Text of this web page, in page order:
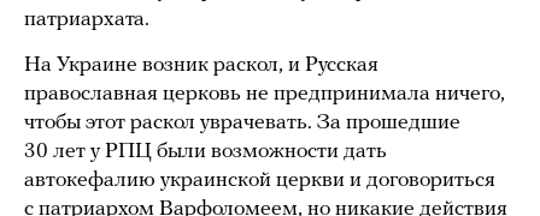
патриархата.
На Украине возник раскол, и Русская
православная церковь не предпринимала ничего,
чтобы этот раскол уврачевать. За прошедшие
30 лет у РПЦ были возможности дать
автокефалию украинской церкви и договориться
с патриархом Варфоломеем, но никакие действия